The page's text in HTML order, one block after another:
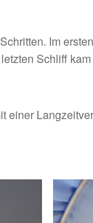
Im
Schliff
einer